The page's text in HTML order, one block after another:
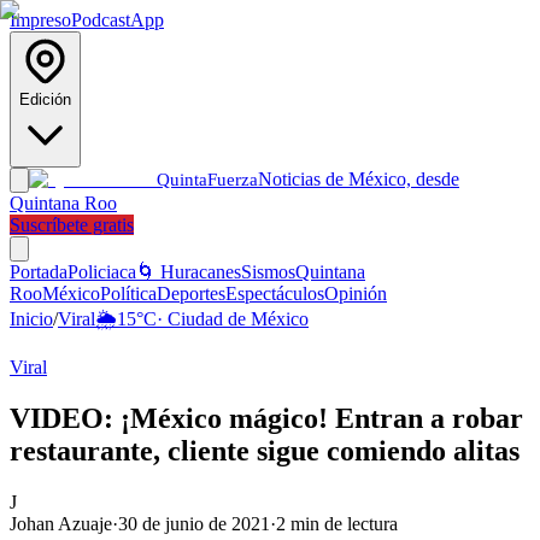
ImpresoPodcastApp
Edición
QuintaFuerzaNoticias de México, desde
Quintana Roo
Suscríbete gratis
PortadaPoliciaca 🌀 HuracanesSismosQuintana
RooMéxicoPolíticaDeportesEspectáculosOpinión
Inicio/Viral🌦️15°C· Ciudad de México
Viral
VIDEO: ¡México mágico! Entran a robar
restaurante, cliente sigue comiendo alitas
J
Johan Azuaje·30 de junio de 2021 ·2 min de lectura